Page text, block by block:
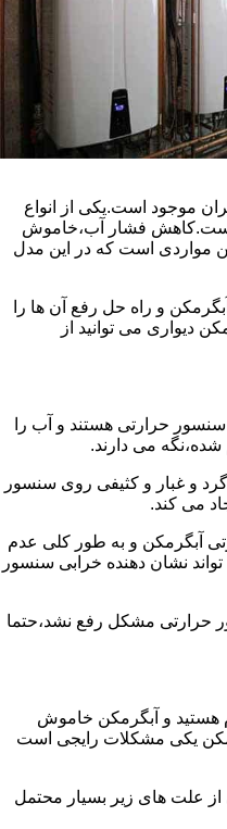
موجود است.یکی از انواع
فشار آب،خاموش
مواردی است که در این مدل
و راه حل رفع آن ها را
دیواری می توانید از
حرارتی هستند و آب را
می دارند.
و غبار و کثیفی روی سنسور
می کند.
آبگرمکن و به طور کلی عدم
نشان دهنده خرابی سنسور
حرارتی مشکل رفع نشد،حتما
هستید و آبگرمکن خاموش
یکی مشکلات رایجی است
علت های زیر بسیار محتمل